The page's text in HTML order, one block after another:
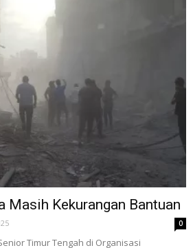
Masih Kekurangan Bantuan
0
Timur Tengah di Organisasi